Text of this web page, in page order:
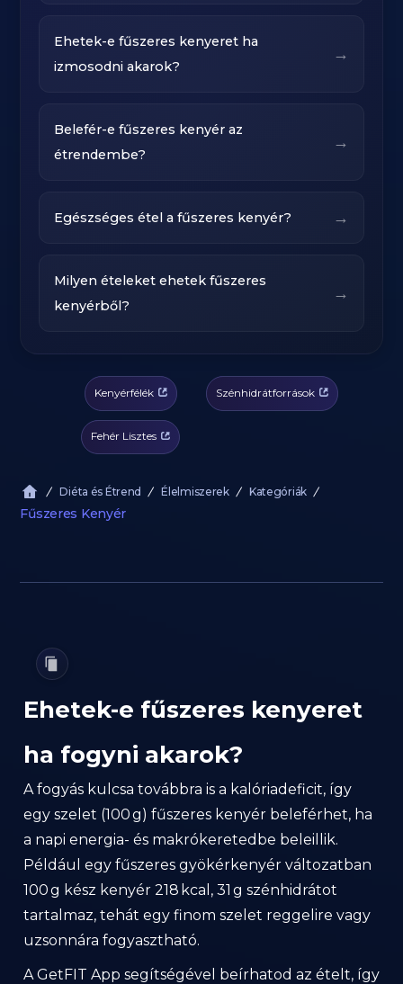
Ehetek-e fűszeres kenyeret ha
izmosodni akarok?
→
Belefér-e fűszeres kenyér az
étrendembe?
→
Egészséges étel a fűszeres kenyér? →
Milyen ételeket ehetek fűszeres
kenyérből?
→
Kenyérfélék Szénhidrátforrások
Fehér Lisztes
Diéta és Étrend Élelmiszerek Kategóriák
Fűszeres Kenyér
Ehetek-e fűszeres kenyeret
ha fogyni akarok?
A fogyás kulcsa továbbra is a kalóriadeficit, így
egy szelet (100 g) fűszeres kenyér beleférhet, ha
a napi energia- és makrókeretedbe beleillik.
Például egy fűszeres gyökérkenyér változatban
100 g kész kenyér 218 kcal, 31 g szénhidrátot
tartalmaz, tehát egy finom szelet reggelire vagy
uzsonnára fogyasztható.
A GetFIT App segítségével beírhatod az ételt, így